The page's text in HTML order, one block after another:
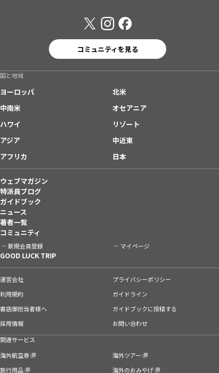
コミュニティを見る
国と地域
ヨーロッパ
北米
中南米
オセアニア
ハワイ
リゾート
アジア
中近東
アフリカ
日本
ウェブマガジン
特派員ブログ
ガイドブック
ニュース
著者一覧
コミュニティ
新規会員登録 マイページ
GOOD LUCK TRIP
運営会社
プライバシーポリシー
利用規約
ガイドライン
書店御担当者様へ
ガイドブックに投稿する
採用情報
お問い合わせ
関連サービス
海外航空券
海外ツアー
旅行用品
海外のおみやげ